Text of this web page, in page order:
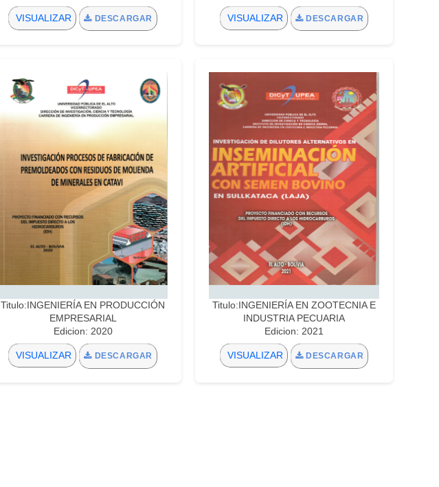
VISUALIZAR DESCARGAR VISUALIZAR DESCARGAR
Titulo:INGENIERÍA EN PRODUCCIÓN
EMPRESARIAL
Edicion: 2020
VISUALIZAR DESCARGAR
Titulo:INGENIERÍA EN ZOOTECNIA E
INDUSTRIA PECUARIA
Edicion: 2021
VISUALIZAR DESCARGAR